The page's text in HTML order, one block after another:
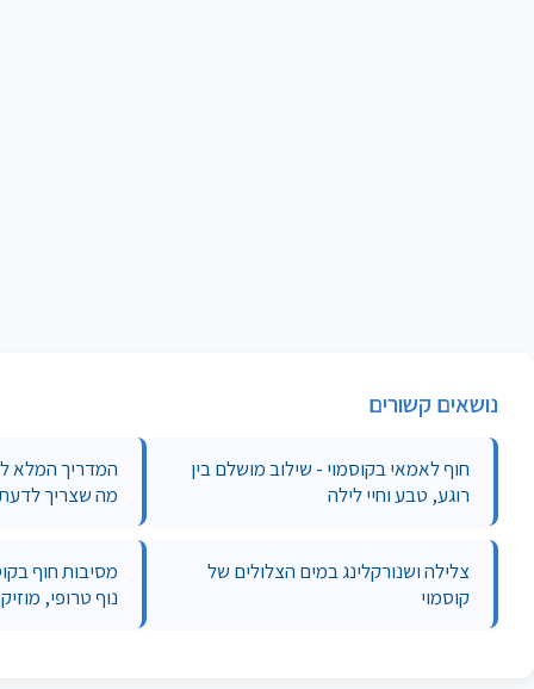
נושאים קשורים
חוף לאמאי בקוסמוי - שילוב מושלם בין
רוגע, טבע וחיי לילה
המדריך המלא
מה שצריך
צלילה ושנורקלינג במים הצלולים של
קוסמוי
מסיבות חוף
נוף טרופי,